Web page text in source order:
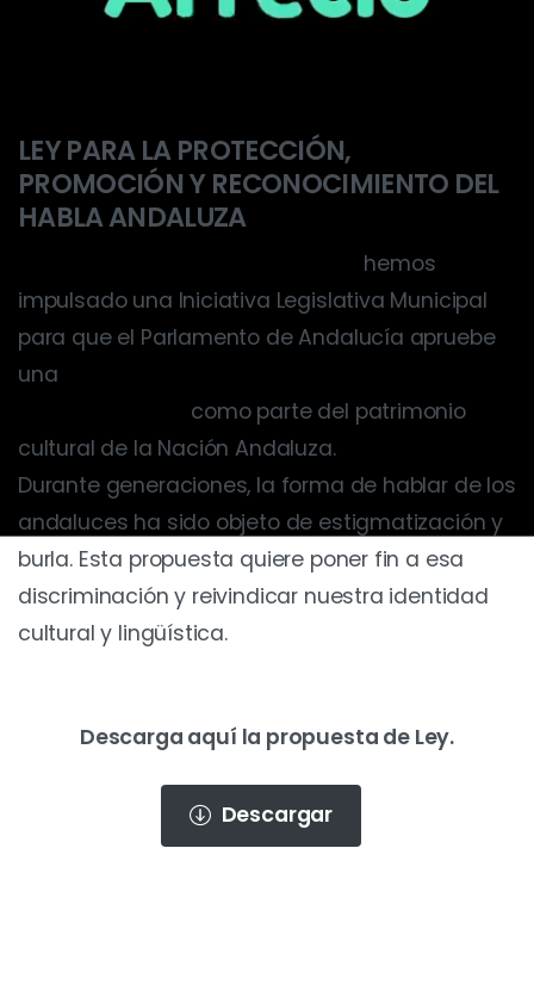
LEY PARA LA PROTECCIÓN,
PROMOCIÓN Y RECONOCIMIENTO DEL
HABLA ANDALUZA
hemos
impulsado una Iniciativa Legislativa Municipal
para que el Parlamento de Andalucía apruebe
una
como parte del patrimonio
cultural de la Nación Andaluza.
Durante generaciones, la forma de hablar de los
andaluces ha sido objeto de estigmatización y
burla. Esta propuesta quiere poner fin a esa
discriminación y reivindicar nuestra identidad
cultural y lingüística.
Descarga aquí la propuesta de Ley.
Descargar